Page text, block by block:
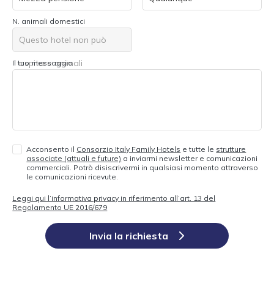
N. animali domestici
Questo hotel non può
ospitare animali
Il tuo messaggio
Acconsento il Consorzio Italy Family Hotels e tutte le strutture
associate (attuali e future) a inviarmi newsletter e comunicazioni
commerciali. Potrò disiscrivermi in qualsiasi momento attraverso
le comunicazioni ricevute.
Leggi qui l’informativa privacy in riferimento all’art. 13 del
Regolamento UE 2016/679
Invia la richiesta